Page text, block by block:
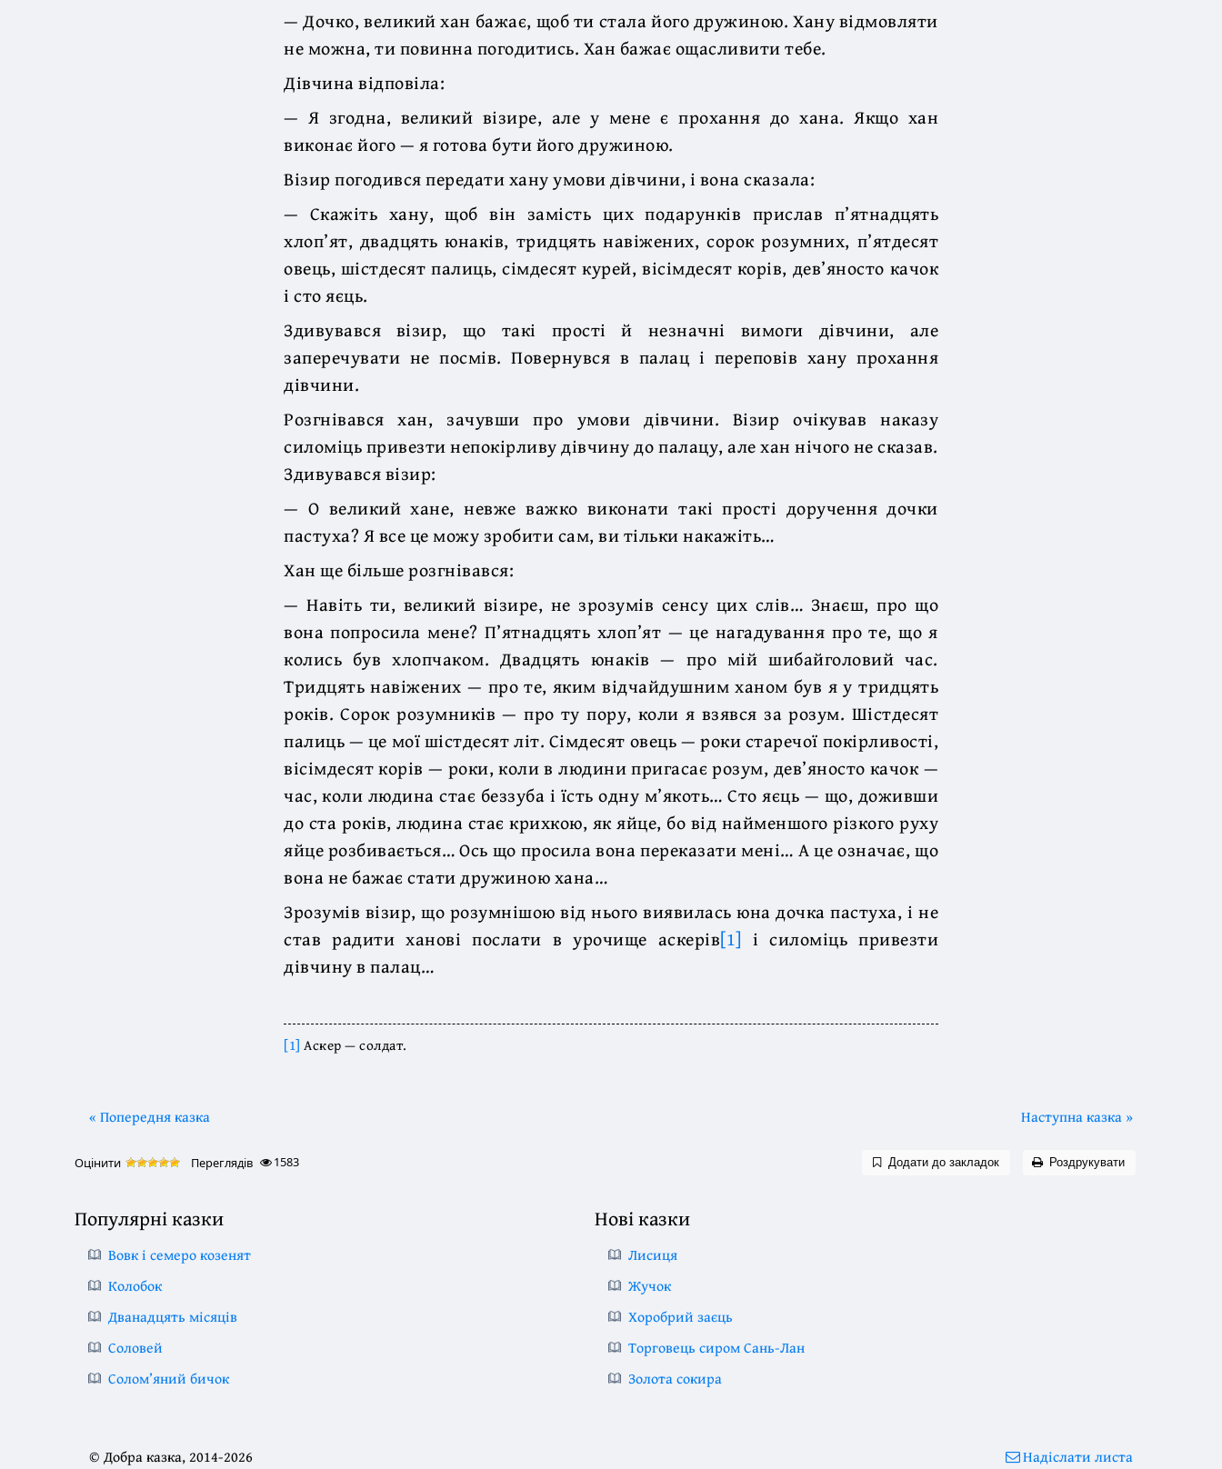
— Дочко, великий хан бажає, щоб ти стала його дружиною. Хану відмовляти
не можна, ти повинна погодитись. Хан бажає ощасливити тебе.
Дівчина відповіла:
— Я згодна, великий візире, але у мене є прохання до хана. Якщо хан
виконає його — я готова бути його дружиною.
Візир погодився передати хану умови дівчини, і вона сказала:
— Скажіть хану, щоб він замість цих подарунків прислав п’ятнадцять
хлоп’ят, двадцять юнаків, тридцять навіжених, сорок розумних, п’ятдесят
овець, шістдесят палиць, сімдесят курей, вісімдесят корів, дев’яносто качок
і сто яєць.
Здивувався візир, що такі прості й незначні вимоги дівчини, але
заперечувати не посмів. Повернувся в палац і переповів хану прохання
дівчини.
Розгнівався хан, зачувши про умови дівчини. Візир очікував наказу
силоміць привезти непокірливу дівчину до палацу, але хан нічого не сказав.
Здивувався візир:
— О великий хане, невже важко виконати такі прості доручення дочки
пастуха? Я все це можу зробити сам, ви тільки накажіть…
Хан ще більше розгнівався:
— Навіть ти, великий візире, не зрозумів сенсу цих слів… Знаєш, про що
вона попросила мене? П’ятнадцять хлоп’ят — це нагадування про те, що я
колись був хлопчаком. Двадцять юнаків — про мій шибайголовий час.
Тридцять навіжених — про те, яким відчайдушним ханом був я у тридцять
років. Сорок розумників — про ту пору, коли я взявся за розум. Шістдесят
палиць — це мої шістдесят літ. Сімдесят овець — роки старечої покірливості,
вісімдесят корів — роки, коли в людини пригасає розум, дев’яносто качок —
час, коли людина стає беззуба і їсть одну м’якоть… Сто яєць — що, доживши
до ста років, людина стає крихкою, як яйце, бо від найменшого різкого руху
яйце розбивається… Ось що просила вона переказати мені… А це означає, що
вона не бажає стати дружиною хана…
Зрозумів візир, що розумнішою від нього виявилась юна дочка пастуха, і не
став радити ханові послати в урочище аскерів[1] і силоміць привезти
дівчину в палац…
[1] Аскер — солдат.
« Попередня казка Наступна казка »
Оцінити Переглядів 1583 Додати до закладок Роздрукувати
Популярні казки
Вовк і семеро козенят
Колобок
Дванадцять місяців
Соловей
Солом’яний бичок
Нові казки
Лисиця
Жучок
Хоробрий заєць
Торговець сиром Сань-Лан
Золота сокира
© Добра казка, 2014-2026 Надіслати листа